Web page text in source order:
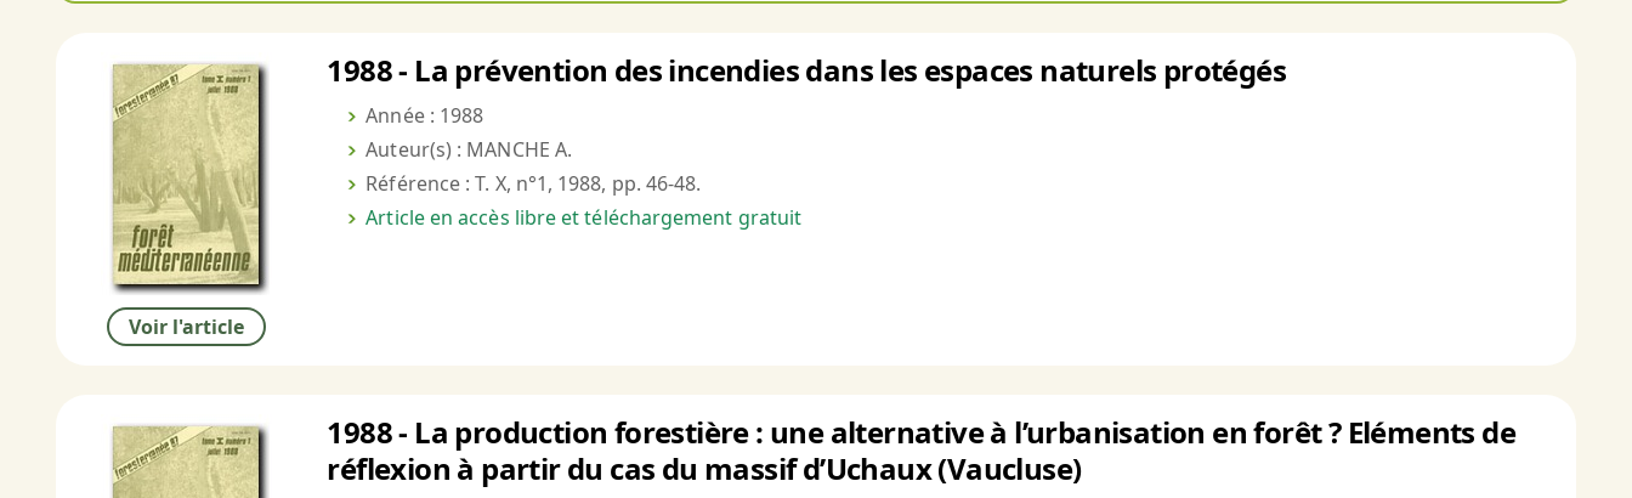
Voir l'article
1988 - La prévention des incendies dans les espaces naturels protégés
Année : 1988
Auteur(s) : MANCHE A.
Référence : T. X, n°1, 1988, pp. 46-48.
Article en accès libre et téléchargement gratuit
1988 - La production forestière : une alternative à l’urbanisation en forêt ? Eléments de
réflexion à partir du cas du massif d’Uchaux (Vaucluse)